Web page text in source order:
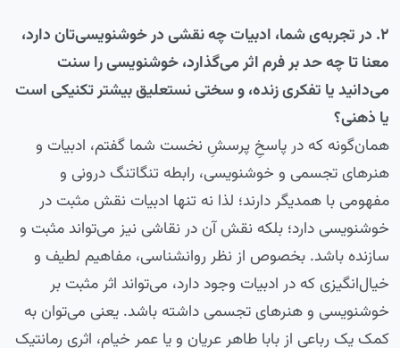
۲. در تجربه‌ی شما، ادبیات چه نقشی در خوشنویسی‌تان دارد،
معنا تا چه حد بر فرم اثر می‌گذارد، خوشنویسی را سنت
می‌دانید یا تفکری زنده، و سختی نستعلیق بیشتر تکنیکی است
یا ذهنی؟
همان‌گونه که در پاسخِ پرسشِ نخست شما گفتم، ادبیات و
هنرهای تجسمی و خوشنویسی، رابطه تنگاتنگ درونی و
مفهومی با همدیگر دارند؛ لذا نه تنها ادبیات نقش مثبت در
خوشنویسی دارد؛ بلکه نقش آن در نقاشی نیز می‌تواند مثبت و
سازنده باشد. بخصوص از نظر روانشناسی، مفاهیم لطیف و
خیال‌انگیزی که در ادبیات وجود دارد، می‌تواند اثر مثبت بر
خوشنویسی و هنرهای تجسمی داشته باشد. یعنی می‌توان به
کمک یک رباعی از بابا طاهر عریان و یا عمر خیام، اثری رمانتیک